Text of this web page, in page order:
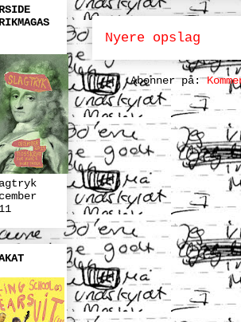
Nyere opslag
Abonner på: